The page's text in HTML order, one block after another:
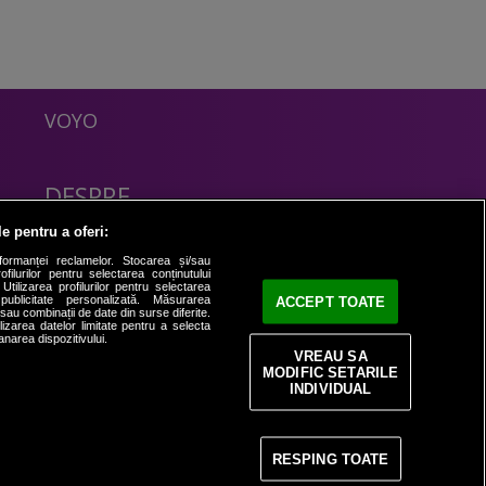
VOYO
DESPRE
Politica Confidentialitate
Contact
pentru a oferi:
reclamelor. Stocarea și/sau
pentru selectarea conținutului
profilurilor pentru selectarea
personalizată. Măsurarea
combinații de date din surse diferite.
datelor limitate pentru a selecta
dispozitivului.
ACCEPT TOATE
RESPING TOATE
VREAU SA
MODIFIC SETARILE
INDIVIDUAL